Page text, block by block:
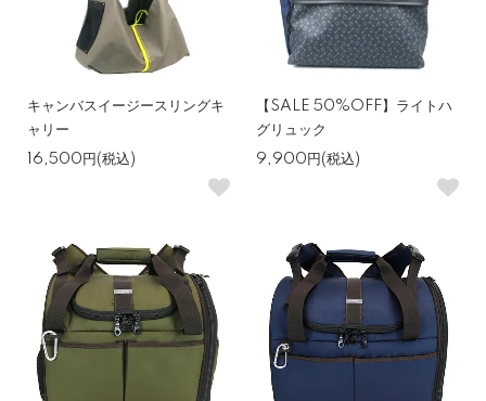
キャンバスイージースリングキ
ャリー
16,500円(税込)
【SALE 50%OFF】ライトハ
グリュック
9,900円(税込)